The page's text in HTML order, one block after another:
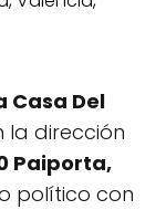
Casa Del
la dirección
Paiporta,
político con